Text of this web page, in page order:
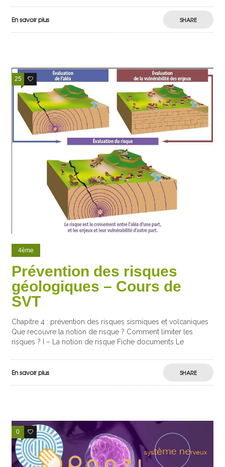
En savoir plus SHARE
25 24
4ème
Prévention des risques
géologiques – Cours de
SVT
Chapitre 4 : prévention des risques sismiques et volcaniques
Que recouvre la notion de risque ? Comment limiter les
risques ? I – La notion de risque Fiche documents Le
En savoir plus SHARE
0 0